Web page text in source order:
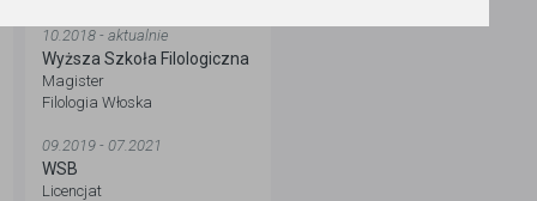
10.2018 - aktualnie
Wyższa Szkoła Filologiczna
Magister
Filologia Włoska
09.2019 - 07.2021
WSB
Licencjat